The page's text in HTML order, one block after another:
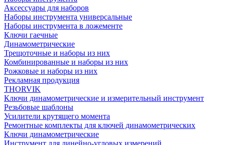
Аксессуары для наборов
Наборы инструмента универсальные
Наборы инструмента в ложементе
Ключи гаечные
Динамометрические
Трещоточные и наборы из них
Комбинированные и наборы из них
Рожковые и наборы из них
Рекламная продукция
THORVIK
Ключи динамометрические и измерительный инструмент
Резьбовые шаблоны
Усилители крутящего момента
Ремонтные комплекты для ключей динамометрических
Ключи динамометрические
Инструмент для линейно-угловых измерений